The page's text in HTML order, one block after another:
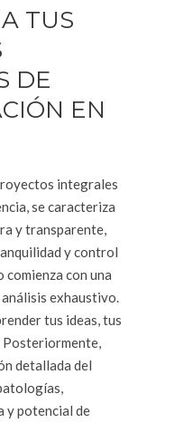
TUS
DE
EN
integrales
se caracteriza
y transparente,
y control
comienza con una
exhaustivo.
tus ideas, tus
Posteriormente,
detallada del
y potencial de